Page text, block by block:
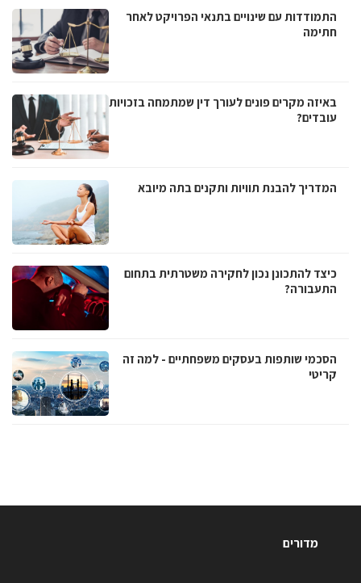
התמודדות עם שינויים בתנאי הפרויקט לאחר
חתימה
באיזה מקרים פונים לעורך דין שמתמחה בזכויות
עובדים?
המדריך להבנת תוויות ותקנים בתה מיובא
כיצד להתכונן נכון לחקירה משטרתית בתחום
התעבורה?
הסכמי שותפות בעסקים משפחתיים - למה זה
קריטי
מדורים